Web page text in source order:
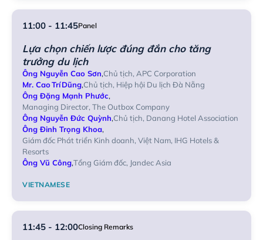
11:00 - 11:45Panel
Lựa chọn chiến lược đúng đắn cho tăng
trưởng du lịch
Ông Nguyễn Cao Sơn,Chủ tịch, APC Corporation
Mr. Cao Trí Dũng,Chủ tịch, Hiệp hội Du lịch Đà Nẵng
Ông Đặng Mạnh Phước,
Managing Director, The Outbox Company
Ông Nguyễn Đức Quỳnh,Chủ tịch, Danang Hotel Association
Ông Đinh Trọng Khoa,
Giám đốc Phát triển Kinh doanh, Việt Nam, IHG Hotels &
Resorts
Ông Vũ Công,Tổng Giám đốc, Jandec Asia
VIETNAMESE
11:45 - 12:00Closing Remarks